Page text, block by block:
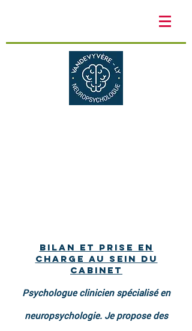
Bilan et prise en
charge au sein du
cabinet
Psychologue clinicien spécialisé en
neuropsychologie. Je propose des